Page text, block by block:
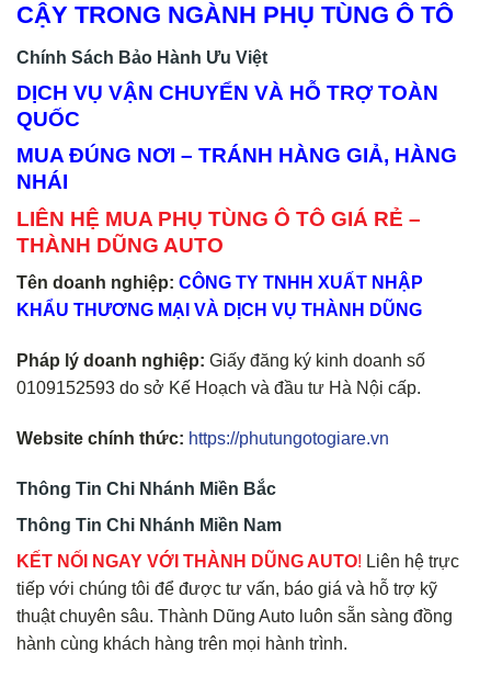
CẬY TRONG NGÀNH PHỤ TÙNG Ô TÔ
Chính Sách Bảo Hành Ưu Việt
DỊCH VỤ VẬN CHUYỂN VÀ HỖ TRỢ TOÀN
QUỐC
MUA ĐÚNG NƠI – TRÁNH HÀNG GIẢ, HÀNG
NHÁI
LIÊN HỆ MUA PHỤ TÙNG Ô TÔ GIÁ RẺ –
THÀNH DŨNG AUTO
Tên doanh nghiệp: CÔNG TY TNHH XUẤT NHẬP
KHẨU THƯƠNG MẠI VÀ DỊCH VỤ THÀNH DŨNG
Pháp lý doanh nghiệp: Giấy đăng ký kinh doanh số
0109152593 do sở Kế Hoạch và đầu tư Hà Nội cấp.
Website chính thức: https://phutungotogiare.vn
Thông Tin Chi Nhánh Miền Bắc
Thông Tin Chi Nhánh Miền Nam
KẾT NỐI NGAY VỚI THÀNH DŨNG AUTO! Liên hệ trực
tiếp với chúng tôi để được tư vấn, báo giá và hỗ trợ kỹ
thuật chuyên sâu. Thành Dũng Auto luôn sẵn sàng đồng
hành cùng khách hàng trên mọi hành trình.